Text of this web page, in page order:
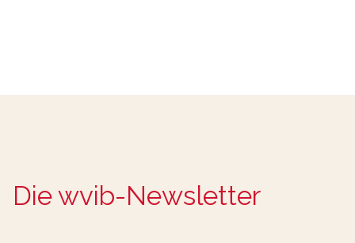
Die wvib-Newsletter